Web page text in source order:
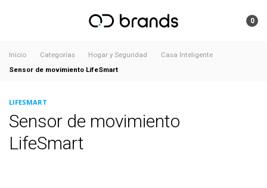
0
Inicio Categorías Hogar y Seguridad
Casa Inteligente
Sensor de movimiento LifeSmart
LIFESMART
Sensor de movimiento
LifeSmart